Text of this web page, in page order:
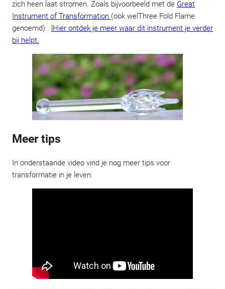
zich heen laat stromen. Zoals bijvoorbeeld met de Great
Instrument of Transformation (ook welThree Fold Flame
genoemd) . lHier ontdek je meer waar dit instrument je verder
bij helpt.
Meer tips
In onderstaande video vind je nog meer tips voor
transformatie in je leven: